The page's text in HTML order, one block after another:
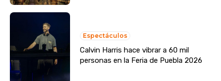
Espectáculos
Calvin Harris hace vibrar a 60 mil
personas en la Feria de Puebla 2026